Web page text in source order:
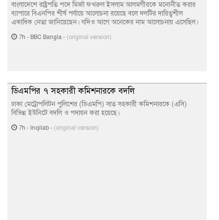
বাংলাদেশে রাষ্ট্রপতি পদে মির্জা ফখরুল ইসলাম আলমগীরকে মনোনীত করার
ব্যাপারে বিএনপির শীর্ষ পর্যায়ে আলোচনা রয়েছে বলে দলটির দায়িত্বশীল
একাধিক নেতা জানিয়েছেন। যদিও আগে অনেকের নাম আলোচনায় এসেছিল।
7h - BBC Bangla - (original version)
ডিএমপির ৭ সহকারী কমিশনারকে বদলি
ঢাকা মেট্রোপলিটন পুলিশের (ডিএমপি) সাত সহকারী কমিশনারকে (এসি)
বিভিন্ন ইউনিটে বদলি ও পদায়ন করা হয়েছে।
7h - Inqilab - (original version)